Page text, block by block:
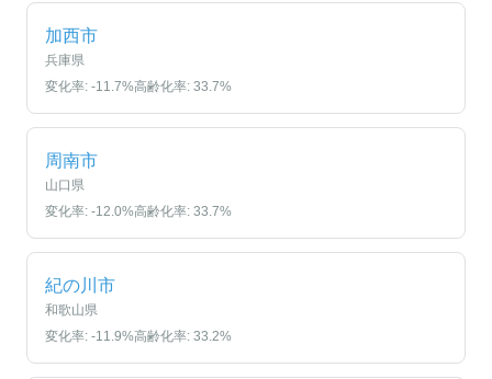
加西市
兵庫県
変化率: -11.7%高齢化率: 33.7%
周南市
山口県
変化率: -12.0%高齢化率: 33.7%
紀の川市
和歌山県
変化率: -11.9%高齢化率: 33.2%